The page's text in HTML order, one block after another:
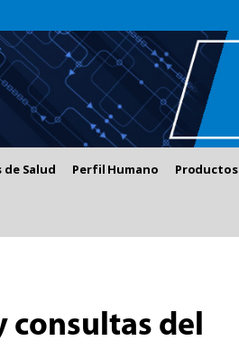
Salud Perfil Humano Productos
consultas del